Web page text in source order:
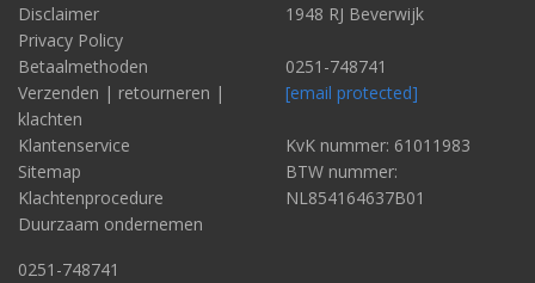
Disclaimer
Privacy Policy
Betaalmethoden
Verzenden | retourneren |
klachten
Klantenservice
Sitemap
Klachtenprocedure
Duurzaam ondernemen
0251-748741
1948 RJ Beverwijk
0251-748741
[email protected]
KvK nummer: 61011983
BTW nummer:
NL854164637B01